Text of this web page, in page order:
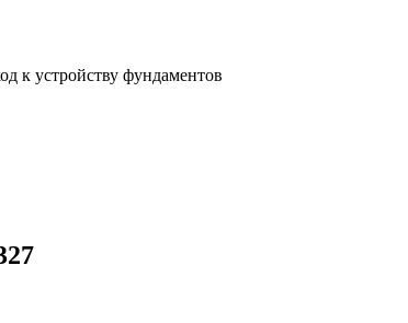
к устройству фундаментов